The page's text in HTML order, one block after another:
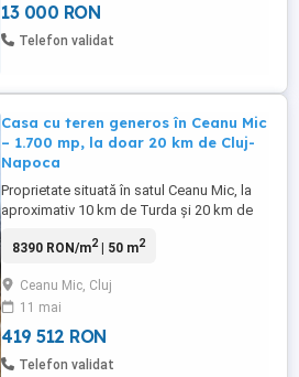
13 000 RON
Telefon validat
Casa cu teren generos în Ceanu Mic
– 1.700 mp, la doar 20 km de Cluj-
Napoca
Proprietate situată în satul Ceanu Mic, la
aproximativ 10 km de Turda și 20 km de
construcție nouă sau casă de vacanță.
mp, cu curte și grădină, iar utilitățile
principale – apă și canalizare – sunt
disponibile chiar la poartă. ...
8390 RON/m2| 50 m2
Ceanu Mic, Cluj
11 mai
419 512 RON
Telefon validat